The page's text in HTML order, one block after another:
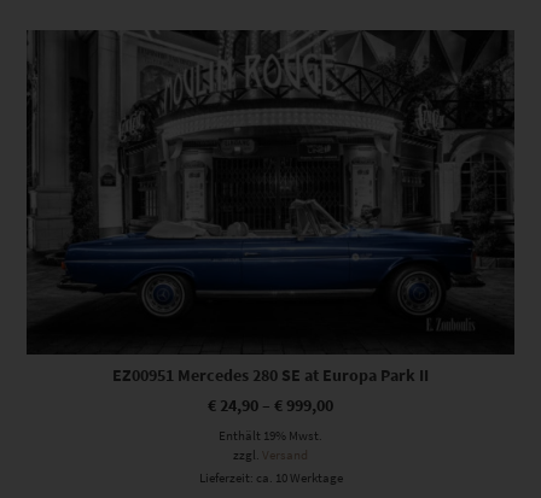
Dieses Produkt weist mehrere Varianten auf. Die Optionen können auf der Produktseite gewählt werden
EZ00951 Mercedes 280 SE at Europa Park II
€ 24,90 – € 999,00
Enthält 19% Mwst.
zzgl.
Versand
Lieferzeit: ca. 10 Werktage